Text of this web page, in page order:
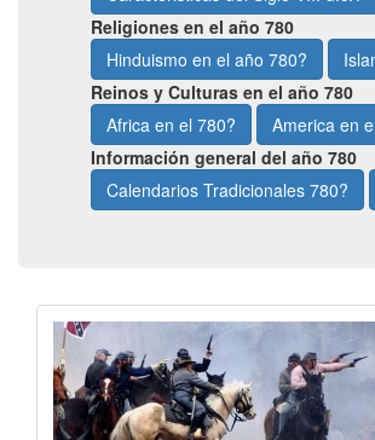
Religiones en el año 780
Hinduismo en el año 780?
Reinos y Culturas en el año 780
Africa en el 780?
America en
Información general del año 780
Calendarios Tradicionales 780?